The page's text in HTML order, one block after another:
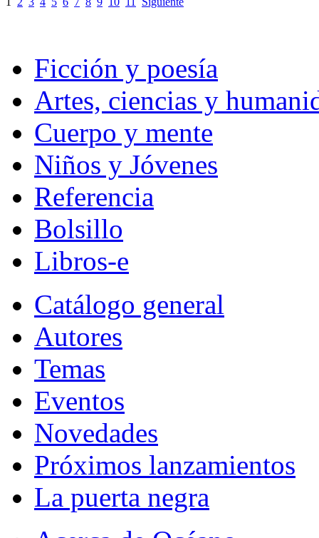
Ficción y poesía
Artes, ciencias y
Cuerpo y mente
Niños y Jóvenes
Referencia
Bolsillo
Libros-e
Catálogo general
Autores
Temas
Eventos
Novedades
Próximos lanzamientos
La puerta negra